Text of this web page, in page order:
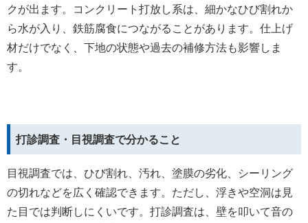
クが出ます。コンクリート打放し系は、細かなひび割れか
ら水が入り、鉄筋腐食につながることがあります。仕上げ
材だけでなく、下地の状態や過去の補修方法も影響しま
す。
打診調査・目視調査で分かること
目視調査では、ひび割れ、汚れ、塗膜の劣化、シーリング
の切れなどを広く確認できます。ただし、浮きや空洞は見
た目では判断しにくいです。打診調査は、壁を叩いて音の